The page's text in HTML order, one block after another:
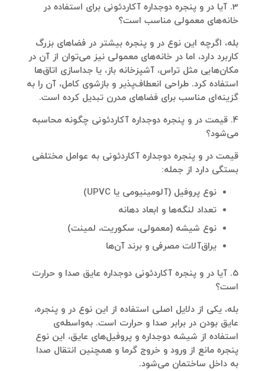
3. آیا در و پنجره دوجداره آکاردئونی برای استفاده در
خانه‌های معمولی مناسب است؟
بله، اگرچه این نوع در و پنجره بیشتر در فضاهای بزرگ
کاربرد دارد، اما در خانه‌های معمولی نیز می‌توان از آن در
مکان‌هایی مثل تراس، آشپزخانه باز، یا جداسازی اتاق‌ها
استفاده کرد. طراحی انعطاف‌پذیر و بازشوی کامل، آن را به
گزینه‌ای مناسب برای فضاهای مدرن تبدیل کرده است.
4. قیمت در و پنجره دوجداره آکاردئونی چگونه محاسبه
می‌شود؟
قیمت در و پنجره دوجداره آکاردئونی به عوامل مختلفی
بستگی دارد از جمله:
نوع پروفیل (آلومینیومی یا UPVC)
تعداد لنگه‌ها و ابعاد دهانه
نوع شیشه (معمولی، سکوریت، لمینت)
یراق‌آلات مصرفی و برند آن‌ها
5. آیا در و پنجره آکاردئونی دوجداره عایق صدا و حرارت
است؟
بله، یکی از دلایل اصلی استفاده از این نوع در و پنجره،
عایق بودن در برابر صدا و حرارت است. به‌واسطه‌ی
استفاده از شیشه دوجداره و پروفیل‌های عایق، این نوع
پنجره مانع از ورود و خروج گرما و همچنین انتقال صدا
به داخل ساختمان می‌شود.